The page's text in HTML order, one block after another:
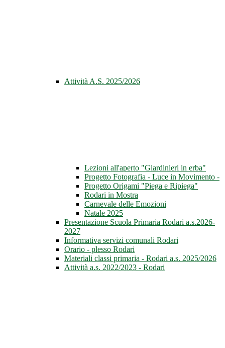
Attività A.S. 2025/2026
Lezioni all'aperto "Giardinieri in erba"
Progetto Fotografia - Luce in Movimento -
Progetto Origami "Piega e Ripiega"
Rodari in Mostra
Carnevale delle Emozioni
Natale 2025
Presentazione Scuola Primaria Rodari a.s.2026-
2027
Informativa servizi comunali Rodari
Orario - plesso Rodari
Materiali classi primaria - Rodari a.s. 2025/2026
Attività a.s. 2022/2023 - Rodari